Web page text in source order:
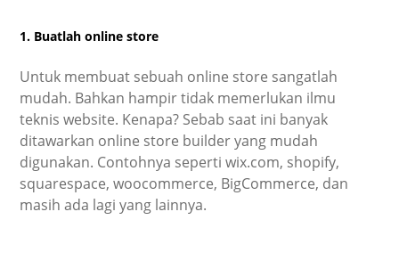
1. Buatlah online store
Untuk membuat sebuah online store sangatlah
mudah. Bahkan hampir tidak memerlukan ilmu
teknis website. Kenapa? Sebab saat ini banyak
ditawarkan online store builder yang mudah
digunakan. Contohnya seperti wix.com, shopify,
squarespace, woocommerce, BigCommerce, dan
masih ada lagi yang lainnya.